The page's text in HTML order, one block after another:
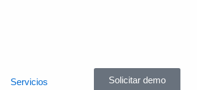
Servicios Solicitar demo